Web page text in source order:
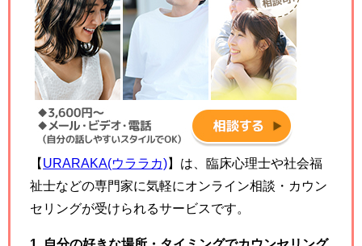
【URARAKA(ウララカ)】は、臨床心理士や社会福
祉士などの専門家に気軽にオンライン相談・カウン
セリングが受けられるサービスです。
1. 自分の好きな場所・タイミングでカウンセリング